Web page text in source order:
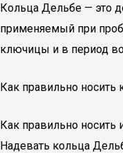
Кольца Дельбе — это
применяемый при
ключицы и в период
Как правильно носить
Как правильно носить
Надевать кольца